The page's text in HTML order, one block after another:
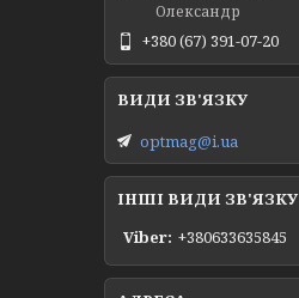
Олександр
+380 (67) 391-07-20
optmag@i.ua
ІНШІ ВИДИ ЗВ'ЯЗКУ
Viber +380633635845